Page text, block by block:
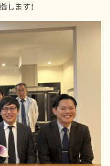
します！